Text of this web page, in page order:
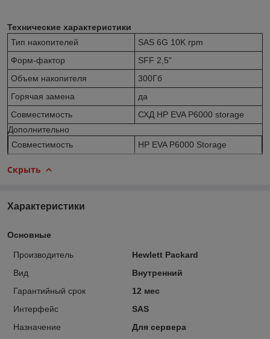
Технические характеристики
Тип накопителей
SAS 6G 10K rpm
Форм-фактор
SFF 2,5"
Объем накопителя
300Гб
Горячая замена
да
Совместимость
СХД HP EVA P6000 storage
Дополнительно
Совместимость
HP EVA P6000 Storage
Скрыть
Характеристики
Основные
Производитель
Hewlett Packard
Вид
Внутренний
Гарантийный срок
12 мес
Интерфейс
SAS
Назначение
Для сервера